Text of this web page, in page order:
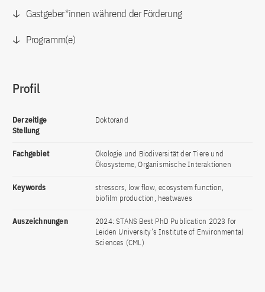
Gastgeber*innen während der Förderung
Programm(e)
Profil
Derzeitige
Stellung
Doktorand
Fachgebiet
Ökologie und Biodiversität der Tiere und
Ökosysteme, Organismische Interaktionen
Keywords
stressors, low flow, ecosystem function,
biofilm production, heatwaves
Auszeichnungen
2024: STANS Best PhD Publication 2023 for
Leiden University’s Institute of Environmental
Sciences (CML)